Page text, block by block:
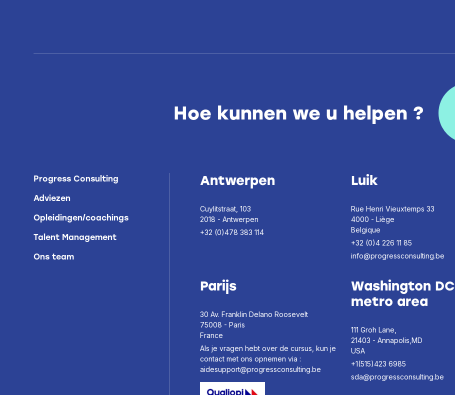
Hoe kunnen we u helpen ?
Progress Consulting
Adviezen
Opleidingen/coachings
Talent Management
Ons team
Antwerpen
Cuylitstraat, 103
2018 - Antwerpen
+32 (0)478 383 114
Luik
Rue Henri Vieuxtemps 33
4000 - Liège
Belgique
+32 (0)4 226 11 85
info@progressconsulting.be
Parijs
30 Av. Franklin Delano Roosevelt
75008 - Paris
France
Als je vragen hebt over de cursus, kun je
contact met ons opnemen via :
aidesupport@progressconsulting.be
Washington DC
metro area
111 Groh Lane,
21403 - Annapolis,MD
USA
+1(515)423 6985
sda@progressconsulting.be